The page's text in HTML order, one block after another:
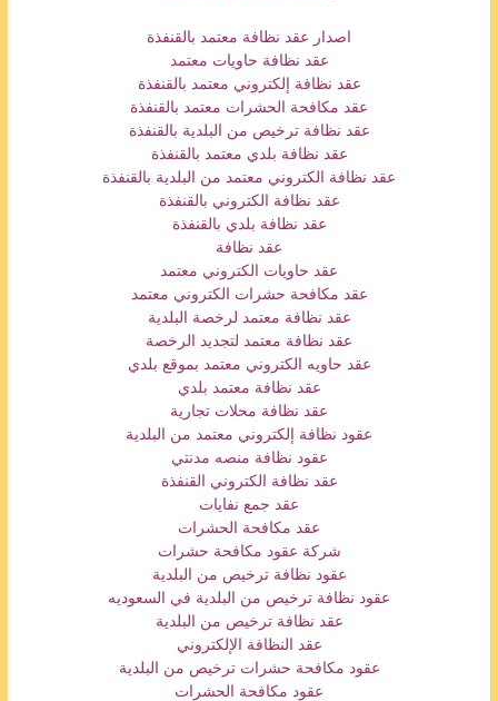
اصدار عقد نظافة معتمد بالقنفذة
عقد نظافة حاويات معتمد
عقد نظافة إلكتروني معتمد بالقنفذة
عقد مكافحة الحشرات معتمد بالقنفذة
عقد نظافة ترخيص من البلدية بالقنفذة
عقد نظافة بلدي معتمد بالقنفذة
عقد نظافة الكتروني معتمد من البلدية بالقنفذة
عقد نظافة الكتروني بالقنفذة
عقد نظافة بلدي بالقنفذة
عقد نظافة
عقد حاويات الكتروني معتمد
عقد مكافحة حشرات الكتروني معتمد
عقد نظافة معتمد لرخصة البلدية
عقد نظافة معتمد لتجديد الرخصة
عقد حاويه الكتروني معتمد بموقع بلدي
عقد نظافة معتمد بلدي
عقد نظافة محلات تجارية
عقود نظافة إلكتروني معتمد من البلدية
عقود نظافة منصه مدنتي
عقد نظافة الكتروني القنفذة
عقد جمع نفايات
عقد مكافحة الحشرات
شركة عقود مكافحة حشرات
عقود نظافة ترخيص من البلدية
عقود نظافة ترخيص من البلدية في السعوديه
عقد نظافة ترخيص من البلدية
عقد النظافة الإلكتروني
عقود مكافحة حشرات ترخيص من البلدية
عقود مكافحة الحشرات